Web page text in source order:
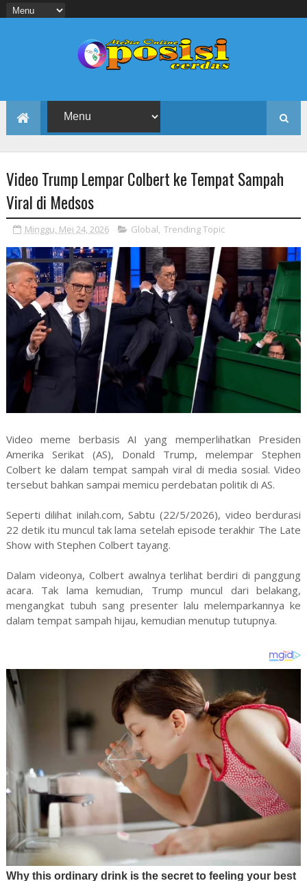
Video Trump Lempar Colbert ke Tempat Sampah
Viral di Medsos
Minggu, Mei 24, 2026 Global, Trending Topic
Video meme berbasis AI yang memperlihatkan Presiden
Amerika Serikat (AS), Donald Trump, melempar Stephen
Colbert ke dalam tempat sampah viral di media sosial. Video
tersebut bahkan sampai memicu perdebatan politik di AS.
Seperti dilihat inilah.com, Sabtu (22/5/2026), video berdurasi
22 detik itu muncul tak lama setelah episode terakhir The Late
Show with Stephen Colbert tayang.
Dalam videonya, Colbert awalnya terlihat berdiri di panggung
acara. Tak lama kemudian, Trump muncul dari belakang,
mengangkat tubuh sang presenter lalu melemparkannya ke
dalam tempat sampah hijau, kemudian menutup tutupnya.